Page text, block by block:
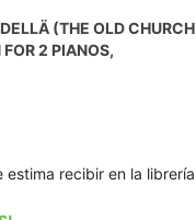
(THE OLD CHURCH
2 PIANOS,
estima recibir en la librería